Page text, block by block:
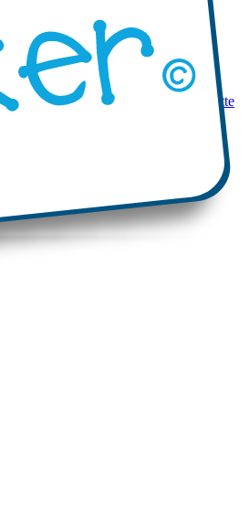
Etichette adesive mono-colore Etichette